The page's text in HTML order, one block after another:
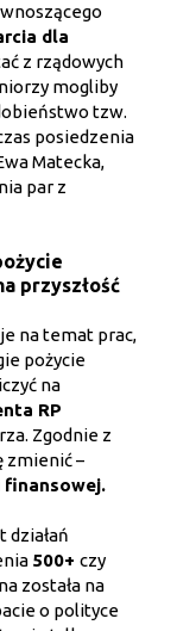
dla
z rządowych
mogliby
tzw.
posiedzenia
Matecka,
par z
przyszłość
na temat prac,
pożycie
na
RP
Zgodnie z
zmienić –
działań
500+ czy
została na
o polityce